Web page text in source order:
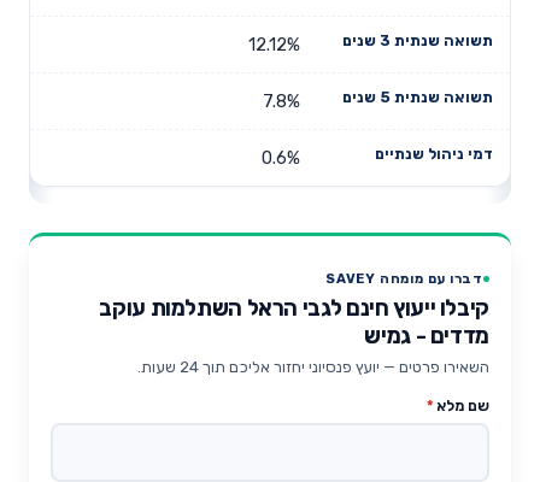
12.12%
7.8%
0.6%
דברו עם מומחה SAVEY
קיבלו ייעוץ חינם לגבי הראל השתלמות עוקב
מדדים - גמיש
השאירו פרטים — יועץ פנסיוני יחזור אליכם תוך 24 שעות.
שם מלא *